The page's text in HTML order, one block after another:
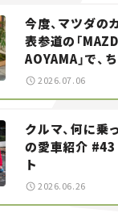
今度、マツダの
表参道の「
AOYAMA」で、
——連載｜CCG
る？＜第13回＞
2026.07.06
クルマ、何に乗
の愛車紹介
ト
2026.06.26